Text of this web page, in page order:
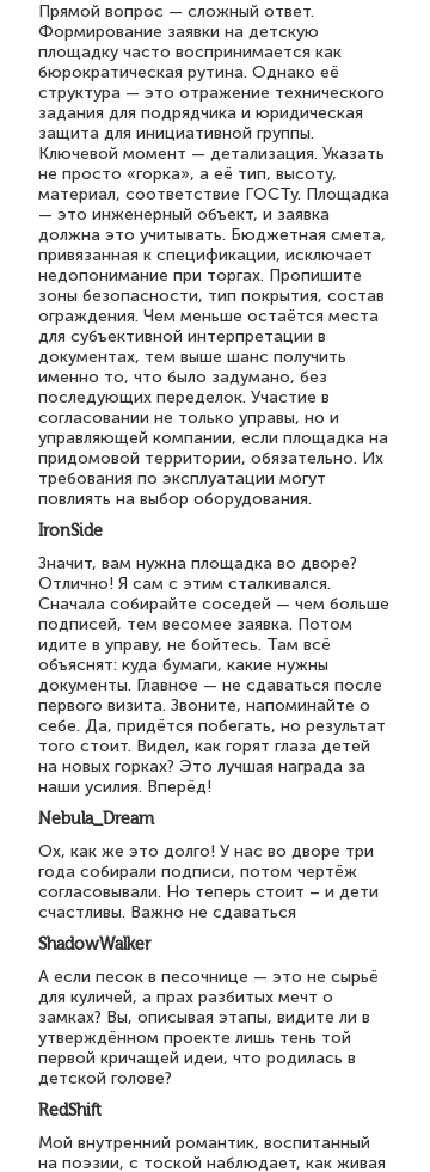
Прямой вопрос — сложный ответ.
Формирование заявки на детскую
площадку часто воспринимается как
бюрократическая рутина. Однако её
структура — это отражение технического
задания для подрядчика и юридическая
защита для инициативной группы.
Ключевой момент — детализация. Указать
не просто «горка», а её тип, высоту,
материал, соответствие ГОСТу. Площадка
— это инженерный объект, и заявка
должна это учитывать. Бюджетная смета,
привязанная к спецификации, исключает
недопонимание при торгах. Пропишите
зоны безопасности, тип покрытия, состав
ограждения. Чем меньше остаётся места
для субъективной интерпретации в
документах, тем выше шанс получить
именно то, что было задумано, без
последующих переделок. Участие в
согласовании не только управы, но и
управляющей компании, если площадка на
придомовой территории, обязательно. Их
требования по эксплуатации могут
повлиять на выбор оборудования.
IronSide
Значит, вам нужна площадка во дворе?
Отлично! Я сам с этим сталкивался.
Сначала собирайте соседей — чем больше
подписей, тем весомее заявка. Потом
идите в управу, не бойтесь. Там всё
объяснят: куда бумаги, какие нужны
документы. Главное — не сдаваться после
первого визита. Звоните, напоминайте о
себе. Да, придётся побегать, но результат
того стоит. Видел, как горят глаза детей
на новых горках? Это лучшая награда за
наши усилия. Вперёд!
Nebula_Dream
Ох, как же это долго! У нас во дворе три
года собирали подписи, потом чертёж
согласовывали. Но теперь стоит – и дети
счастливы. Важно не сдаваться
ShadowWalker
А если песок в песочнице — это не сырьё
для куличей, а прах разбитых мечт о
замках? Вы, описывая этапы, видите ли в
утверждённом проекте лишь тень той
первой кричащей идеи, что родилась в
детской голове?
RedShift
Мой внутренний романтик, воспитанный
на поэзии, с тоской наблюдает, как живая